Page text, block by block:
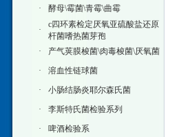
·
酵母\霉菌\青霉\曲霉
·
c四环素检定厌氧亚硫酸盐还原
杆菌嗜热菌芽孢
·
产气荚膜梭菌\肉毒梭菌\厌氧菌
·
溶血性链球菌
·
小肠结肠炎耶尔森氏菌
·
李斯特氏菌检验系列
·
啤酒检验系